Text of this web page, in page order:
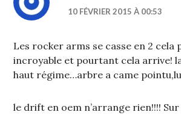
10 FÉVRIER 2015 À 00:53
Les rocker arms se casse en 2
incroyable et pourtant cela arrive!
haut régime…arbre a came
le drift en oem n’arrange rien!!!!